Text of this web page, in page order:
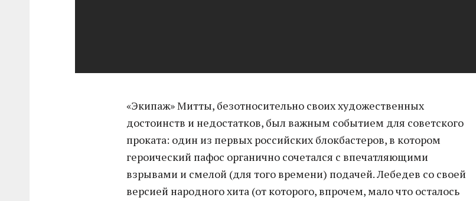
«Экипаж» Митты, безотносительно своих художественных
достоинств и недостатков, был важным событием для советского
проката: один из первых российских блокбастеров, в котором
героический пафос органично сочетался с впечатляющими
взрывами и смелой (для того времени) подачей. Лебедев со своей
версией народного хита (от которого, впрочем, мало что осталось